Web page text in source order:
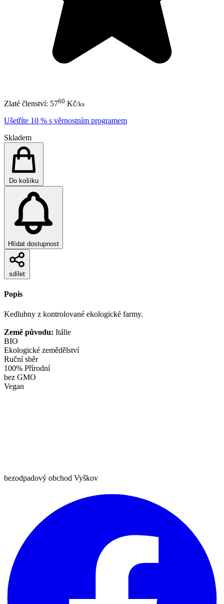
Zlaté členství: 5760 Kč/ks
Ušetříte 10 % s věrnostním programem
Skladem
Do košíku
Hlídat dostupnost
sdílet
Popis
Kedlubny z kontrolované ekologické farmy.
Země původu: Itálie
BIO
Ekologické zemědělství
Ruční sběr
100% Přírodní
bez GMO
Vegan
bezodpadový obchod Vyškov